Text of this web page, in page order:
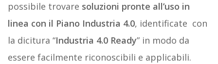
possibile trovare soluzioni pronte all’uso in
linea con il Piano Industria 4.0, identificate con
la dicitura “Industria 4.0 Ready” in modo da
essere facilmente riconoscibili e applicabili.